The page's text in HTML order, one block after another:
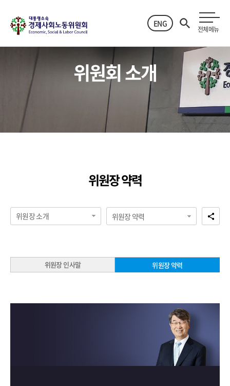
ENG
전체메뉴
위원회 소개
위원장 약력
위원장 소개 위원장 약력
위원장 인사말 위원장 약력